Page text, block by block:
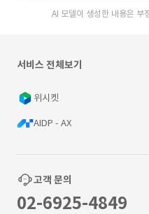
AI 모델이 생성한 내용은 부
서비스 전체보기
위시켓
AIDP - AX
고객 문의
02-6925-4849